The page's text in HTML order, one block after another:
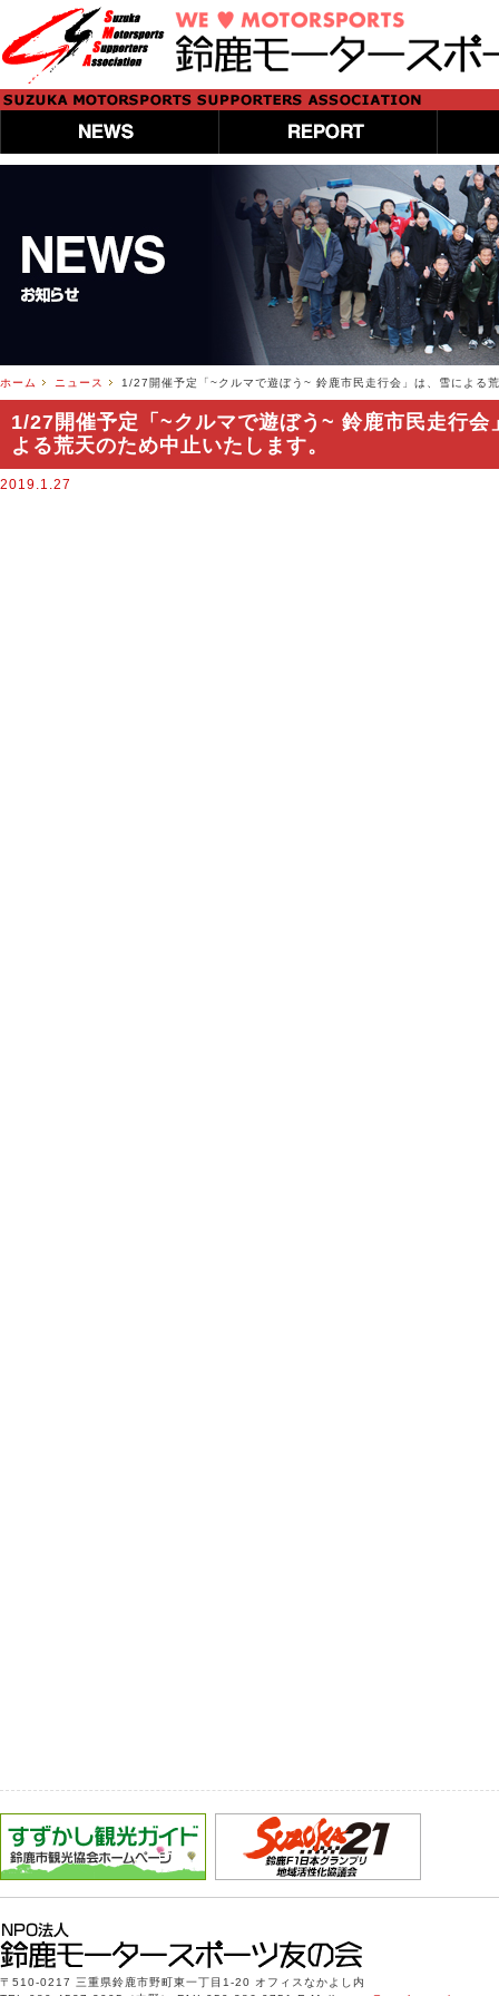
ホーム ニュース 1/27開催予定「~クルマで遊ぼう~ 鈴鹿市民走行会」は、雪による
1/27開催予定「~クルマで遊ぼう~ 鈴鹿市民走行会
よる荒天のため中止いたします。
2019.1.27
〒510-0217 三重県鈴鹿市野町東一丁目1-20 オフィスなかよし内